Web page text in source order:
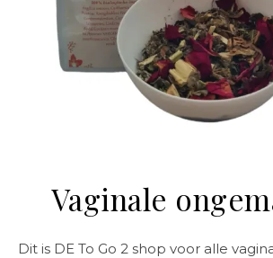
Vaginale
Dit is DE To Go 2 shop voor alle